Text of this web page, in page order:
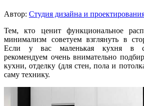
Автор: Студия дизайна и
Тем, кто ценит функциональное
минимализм советуем взглянуть в
Если у вас маленькая кухня в
рекомендуем очень внимательно
кухни, отделку (для стен, пола и
саму технику.